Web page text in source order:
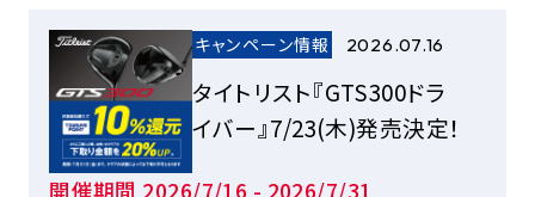
キャンペーン情報 2026.07.16
タイトリスト『GTS300ドラ
イバー』7/23(木)発売決定！
開催期間 2026/7/16 - 2026/7/31